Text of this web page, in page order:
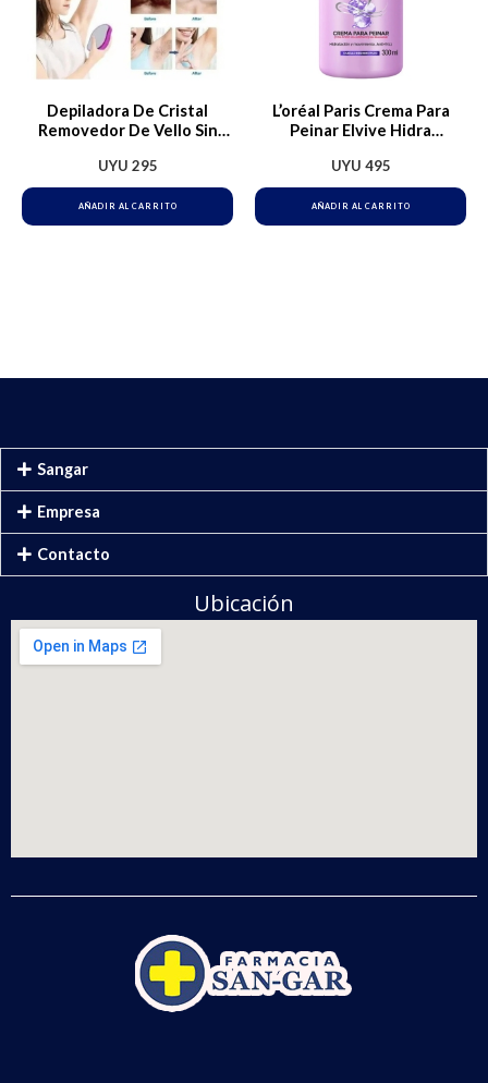
Depiladora De Cristal
Removedor De Vello Sin
UYU 295
AÑADIR AL CARRITO
L’oréal Paris Crema Para
Peinar Elvive Hidra
Intensa Hasta Por 72h, Ideal
Para Cabello Deshidratado
UYU 495
AÑADIR AL CARRITO
Sangar
Empresa
Contacto
Ubicación